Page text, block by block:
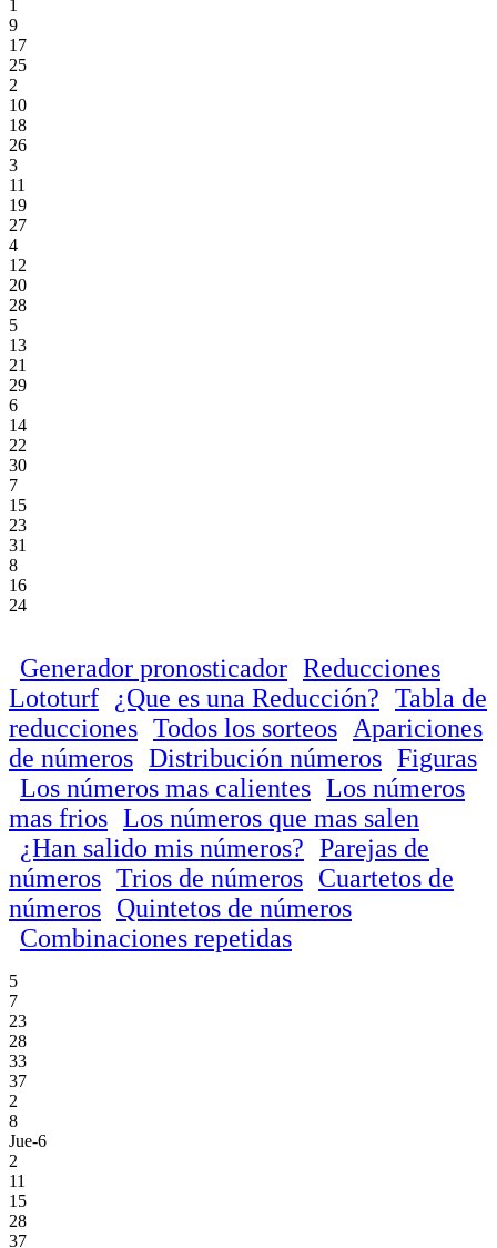
1
9
17
25
2
10
18
26
3
11
19
27
4
12
20
28
5
13
21
29
6
14
22
30
7
15
23
31
8
16
24
Generador pronosticador Reducciones
Lototurf
¿Que es una Reducción? Tabla de
reducciones Todos los sorteos
Apariciones
de números Distribución números Figuras
Los números mas calientes Los números
mas frios Los números que mas salen
¿Han salido mis números? Parejas de
números Trios de números Cuartetos de
números Quintetos de números
Combinaciones repetidas
5
7
23
28
33
37
2
8
Jue-6
2
11
15
28
37